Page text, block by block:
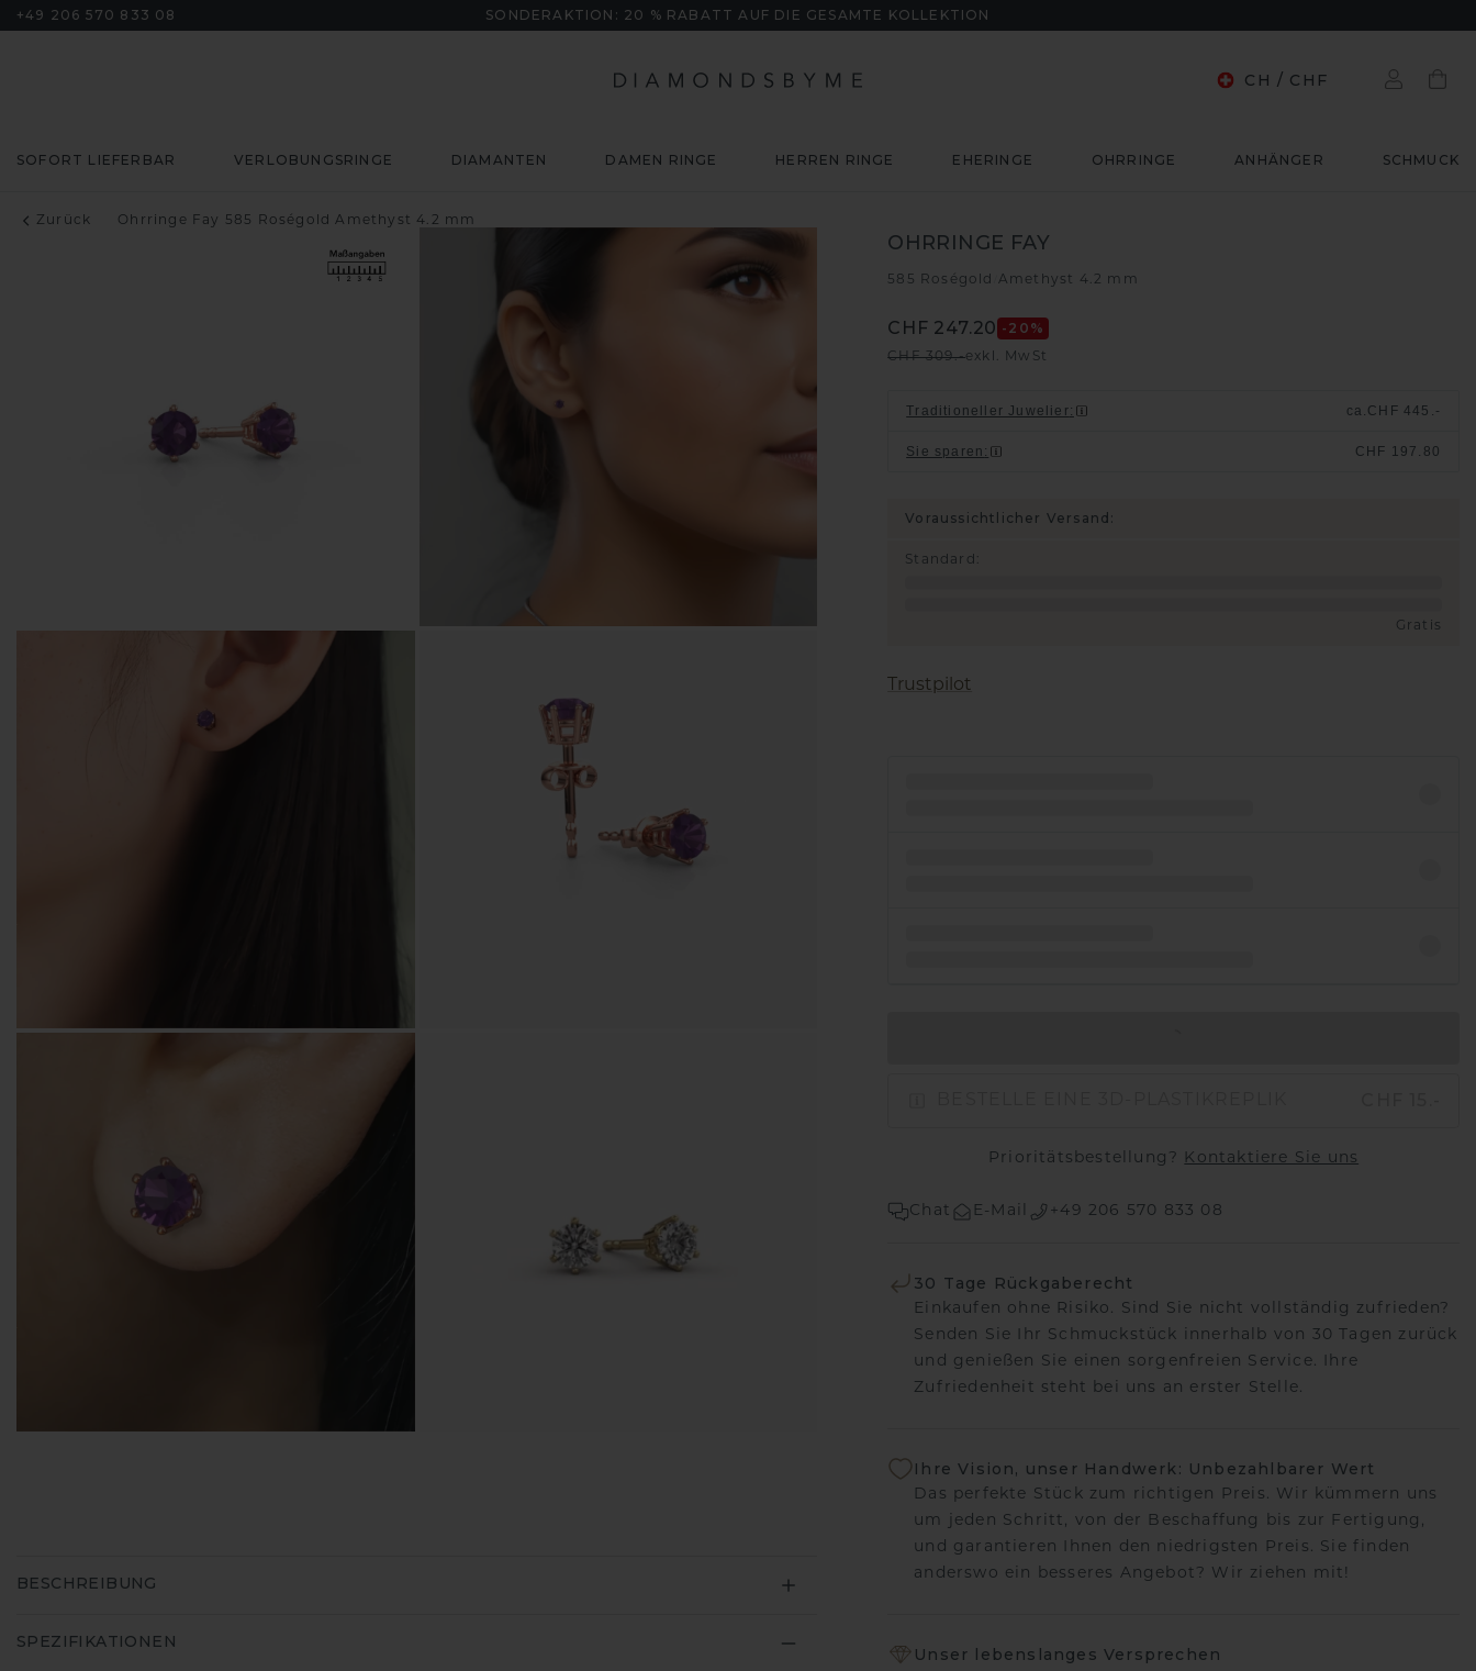
+49 206 570 833 08 SONDERAKTION: 20 % RABATT AUF DIE GESAMTE KOLLEKTION
CH / CHF
SOFORT LIEFERBAR VERLOBUNGSRINGE DIAMANTEN DAMEN RINGE HERREN RINGE EHERINGE OHRRINGE ANHÄNGER SCHMUCK
Zurück Ohrringe Fay 585 Roségold Amethyst 4.2 mm
OHRRINGE FAY
585 Roségold Amethyst 4.2 mm
CHF 247.20 -20 %
CHF 309.-exkl. MwSt
Traditioneller Juwelier: ca. CHF 445.-
Sie sparen : CHF 197.80
Voraussichtlicher Versand:
Standard :
Gratis
Trustpilot
Prioritätsbestellung? Kontaktiere Sie uns
Chat E-Mail +49 206 570 833 08
30 Tage Rückgaberecht
Einkaufen ohne Risiko. Sind Sie nicht vollständig zufrieden?
Senden Sie Ihr Schmuckstück innerhalb von 30 Tagen zurück
und genießen Sie einen sorgenfreien Service. Ihre
Zufriedenheit steht bei uns an erster Stelle.
Ihre Vision, unser Handwerk: Unbezahlbarer Wert
Das perfekte Stück zum richtigen Preis. Wir kümmern uns
um jeden Schritt, von der Beschaffung bis zur Fertigung,
und garantieren Ihnen den niedrigsten Preis. Sie finden
anderswo ein besseres Angebot? Wir ziehen mit!
Unser lebenslanges Versprechen
BESCHREIBUNG
SPEZIFIKATIONEN